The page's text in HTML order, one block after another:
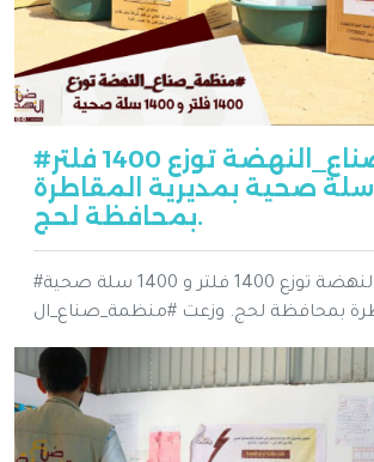
#منظمة_صناع_النهضة توزع 1400 فلتر
و 1400 سلة صحية بمديرية المقاطرة
بمحافظة لحج.
#منظمة_صناع_النهضة توزع 1400 فلتر و 1400 سلة صحية